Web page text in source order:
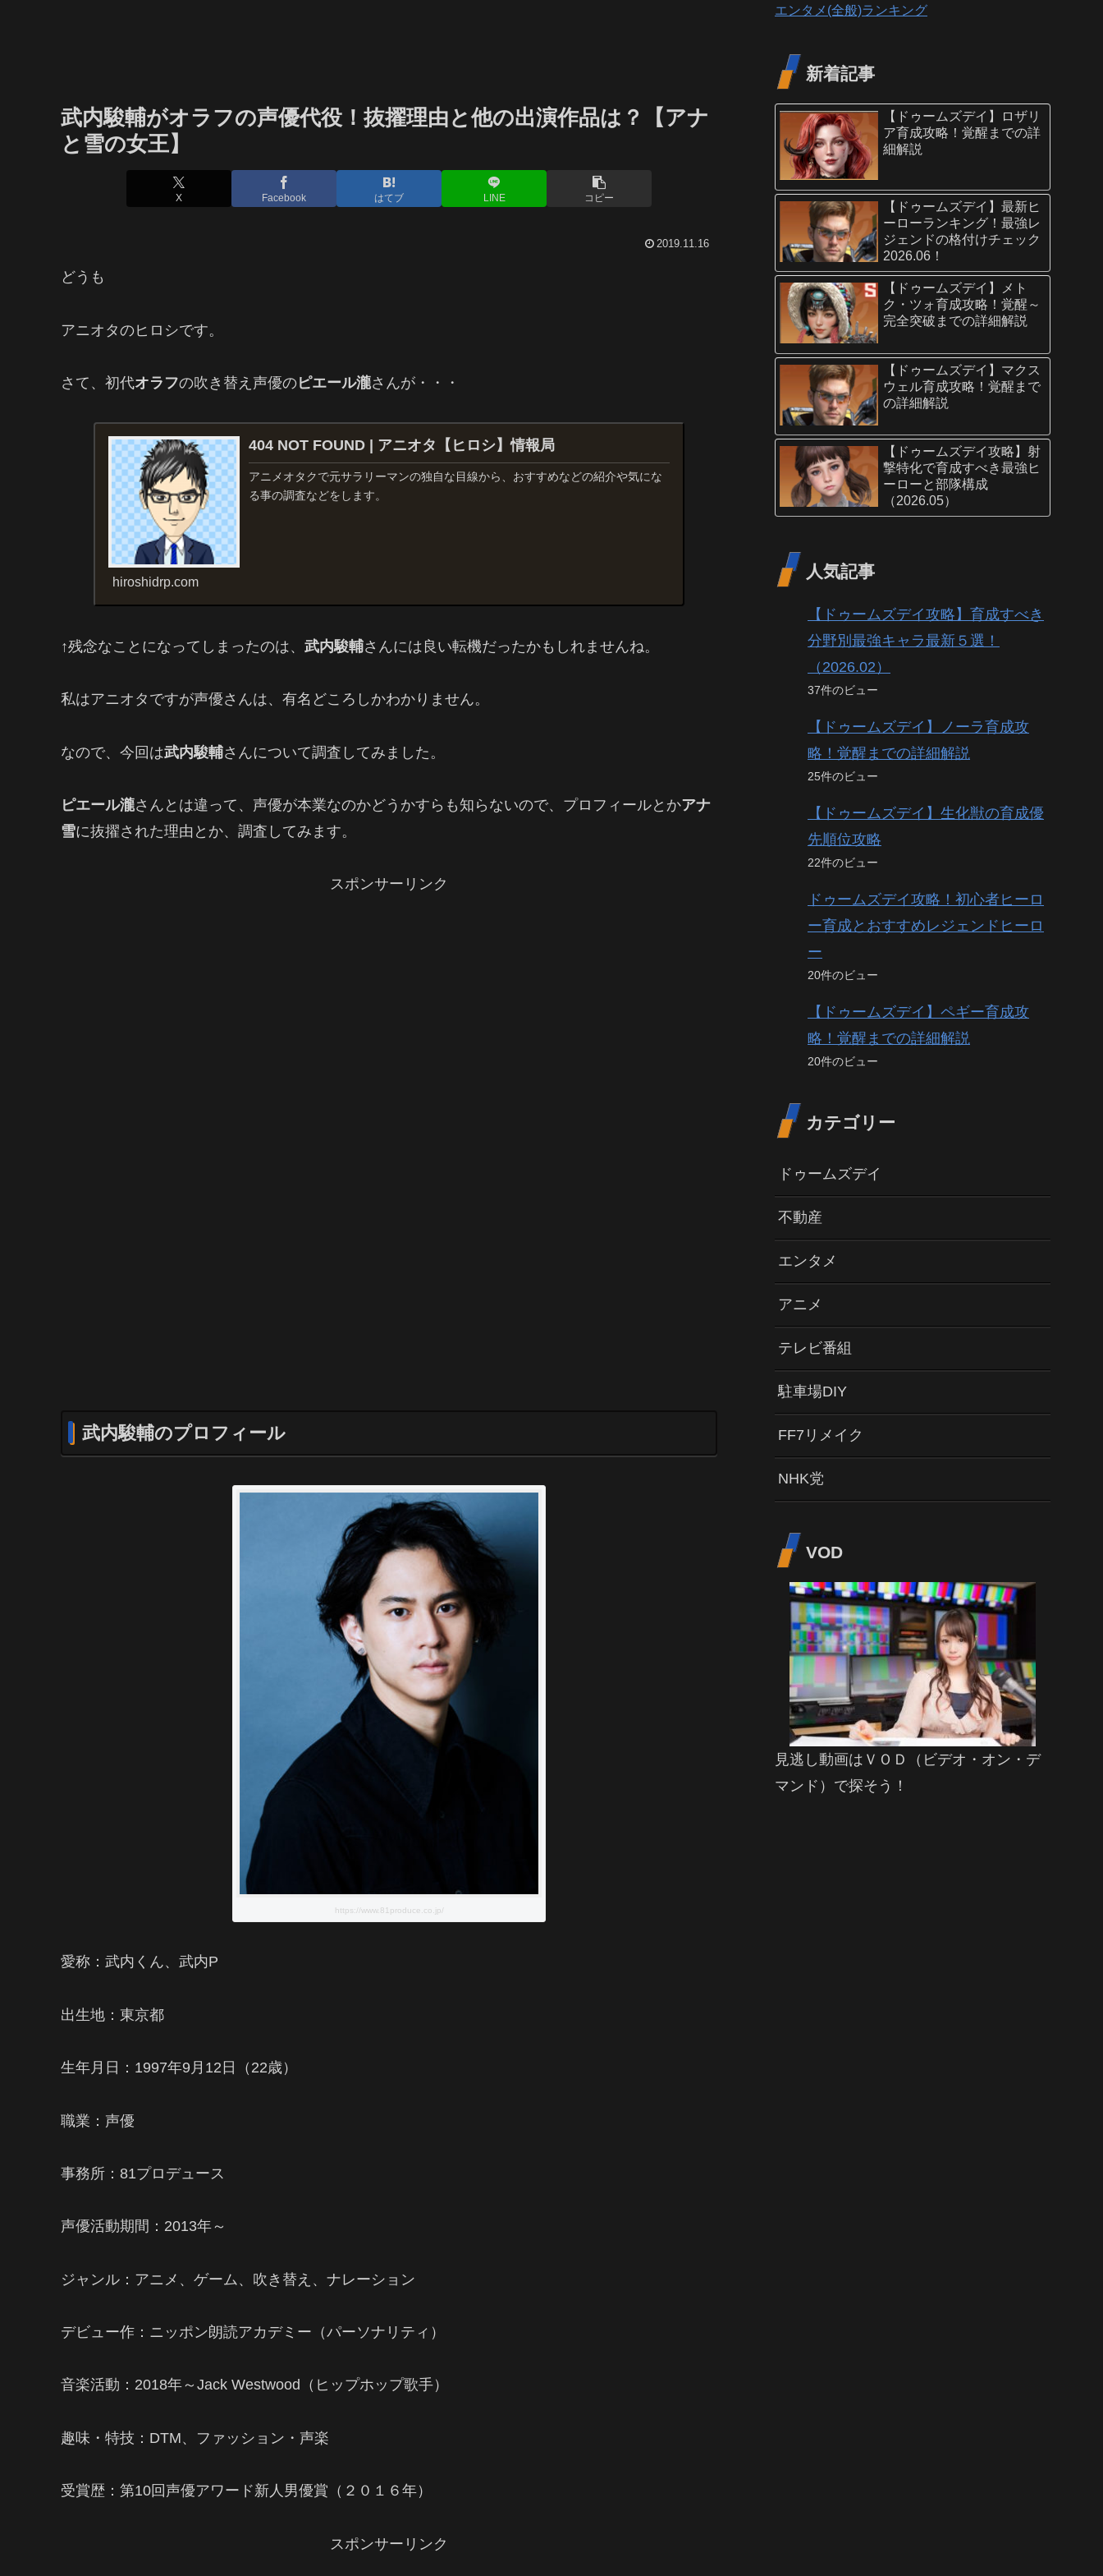
武内駿輔がオラフの声優代役！抜擢理由と他の出演作品は？【アナ
と雪の女王】
X Facebook はてブ LINE コピー
2019.11.16
どうも
アニオタのヒロシです。
さて、初代オラフの吹き替え声優のピエール瀧さんが・・・
404 NOT FOUND | アニオタ【ヒロシ】情報局
アニメオタクで元サラリーマンの独自な目線から、おすすめなどの紹介や気にな
る事の調査などをします。
hiroshidrp.com
↑残念なことになってしまったのは、 武内駿輔さんには良い転機だったかもしれませんね。
私はアニオタですが声優さんは、有名どころしかわかりません。
なので、今回は武内駿輔さんについて調査してみました。
ピエール瀧さんとは違って、声優が本業なのかどうかすらも知らないので、プロフィールとかアナ
雪に抜擢された理由とか、調査してみます。
スポンサーリンク
武内駿輔のプロフィール
https://www.81produce.co.jp/
愛称：武内くん、武内P
出生地：東京都
生年月日：1997年9月12日（22歳）
職業：声優
事務所：81プロデュース
声優活動期間：2013年～
ジャンル：アニメ、ゲーム、吹き替え、ナレーション
デビュー作：ニッポン朗読アカデミー（パーソナリティ）
音楽活動：2018年～Jack Westwood（ヒップホップ歌手）
趣味・特技：DTM、ファッション・声楽
受賞歴：第10回声優アワード新人男優賞（２０１６年）
スポンサーリンク
エンタメ(全般)ランキング
新着記事
【ドゥームズデイ】ロザリ
ア育成攻略！覚醒までの詳
細解説
【ドゥームズデイ】最新ヒ
ーローランキング！最強レ
ジェンドの格付けチェック
2026.06！
【ドゥームズデイ】メト
ク・ツォ育成攻略！覚醒～
完全突破までの詳細解説
【ドゥームズデイ】マクス
ウェル育成攻略！覚醒まで
の詳細解説
【ドゥームズデイ攻略】射
撃特化で育成すべき最強ヒ
ーローと部隊構成
（2026.05）
人気記事
【ドゥームズデイ攻略】育成すべき
分野別最強キャラ最新５選！
（2026.02）
37件のビュー
【ドゥームズデイ】ノーラ育成攻
略！覚醒までの詳細解説
25件のビュー
【ドゥームズデイ】生化獣の育成優
先順位攻略
22件のビュー
ドゥームズデイ攻略！初心者ヒーロ
ー育成とおすすめレジェンドヒーロ
ー
20件のビュー
【ドゥームズデイ】ペギー育成攻
略！覚醒までの詳細解説
20件のビュー
カテゴリー
ドゥームズデイ
不動産
エンタメ
アニメ
テレビ番組
駐車場DIY
FF7リメイク
NHK党
VOD
見逃し動画はＶＯＤ（ビデオ・オン・デ
マンド）で探そう！